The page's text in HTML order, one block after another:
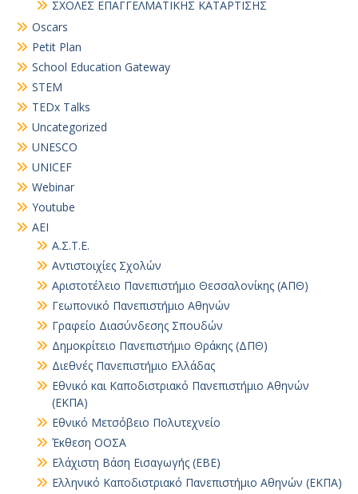
ΣΧΟΛΕΣ ΕΠΑΓΓΕΛΜΑΤΙΚΗΣ ΚΑΤΑΡΤΙΣΗΣ
Oscars
Petit Plan
School Education Gateway
STEM
TEDx Talks
Uncategorized
UNESCO
UNICEF
Webinar
Youtube
ΑΕΙ
Α.Σ.Τ.Ε.
Αντιστοιχίες Σχολών
Αριστοτέλειο Πανεπιστήμιο Θεσσαλονίκης (ΑΠΘ)
Γεωπονικό Πανεπιστήμιο Αθηνών
Γραφείο Διασύνδεσης Σπουδών
Δημοκρίτειο Πανεπιστήμιο Θράκης (ΔΠΘ)
Διεθνές Πανεπιστήμιο Ελλάδας
Εθνικό και Καποδιστριακό Πανεπιστήμιο Αθηνών
(ΕΚΠΑ)
Εθνικό Μετσόβειο Πολυτεχνείο
Έκθεση ΟΟΣΑ
Ελάχιστη Βάση Εισαγωγής (ΕΒΕ)
Ελληνικό Καποδιστριακό Πανεπιστήμιο Αθηνών (ΕΚΠΑ)